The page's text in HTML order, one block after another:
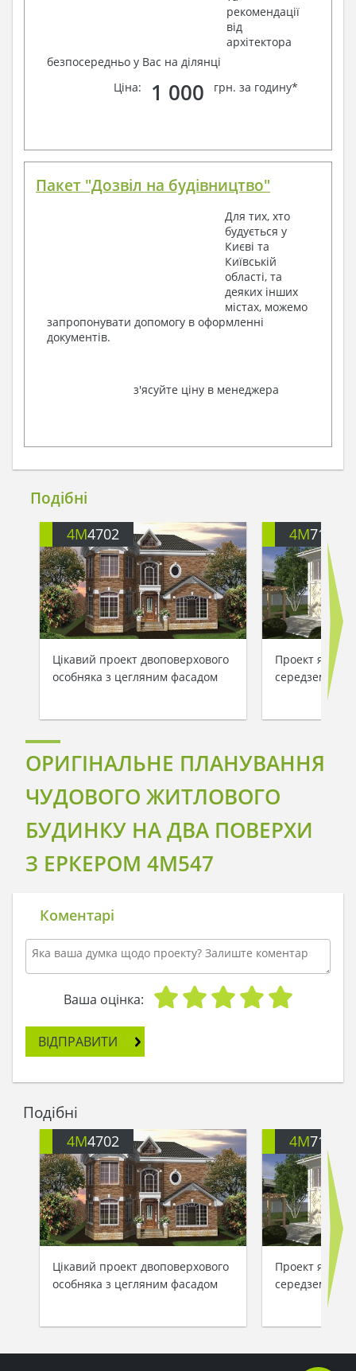
рекомендації
від
архітектора
безпосередньо у Вас на ділянці
Ціна:
1 000 грн. за годину*
Пакет "Дозвіл на будівництво"
Для тих, хто
будується у
Києві та
Київській
області, та
деяких інших
містах, можемо
запропонувати допомогу в оформленні
документів.
з'ясуйте ціну в менеджера
Подібні
4M4702
Цікавий проект двоповерхового
особняка з цегляним фасадом
4M713
Проект
ОРИГІНАЛЬНЕ ПЛАНУВАННЯ
ЧУДОВОГО ЖИТЛОВОГО
БУДИНКУ НА ДВА ПОВЕРХИ
З ЕРКЕРОМ 4M547
Коментарі
Ваша оцінка:
ВІДПРАВИТИ
Подібні
4M4702
Цікавий проект двоповерхового
особняка з цегляним фасадом
4M713
Проект